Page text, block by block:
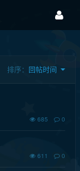
排序： 回帖时间
685 0
611 0